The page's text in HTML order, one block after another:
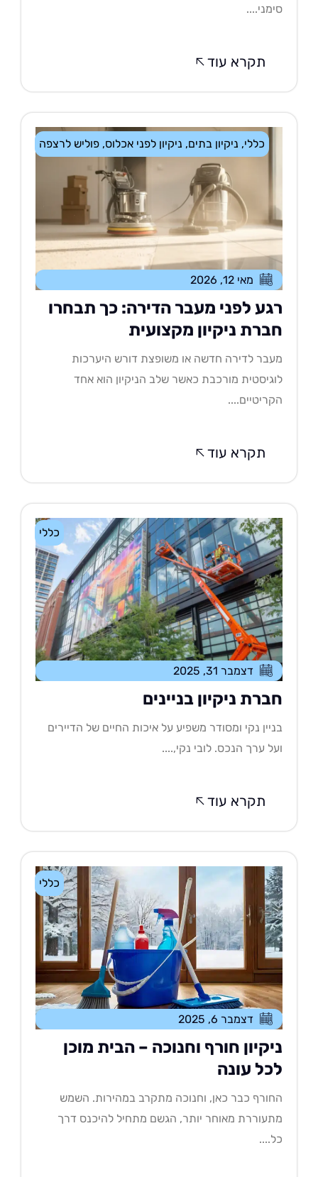
תקרא עוד
ניקיון בתים,ניקיון לפני אכלוס,פוליש לרצפה
מאי 12, 2026
לפני מעבר הדירה: כך תבחרו
ניקיון מקצועית
לדירה חדשה או משופצת דורש היערכות
מורכבת כאשר שלב הניקיון הוא אחד
תקרא עוד
כללי
דצמבר 31, 2025
ניקיון בניינים
נקי ומסודר משפיע על איכות החיים של הדיירים
ערך הנכס. לובי נקי,....
תקרא עוד
כללי
דצמבר 6, 2025
חורף וחנוכה – הבית מוכן
עונה
כבר כאן, וחנוכה מתקרב במהירות. השמש
מאוחר יותר, הגשם מתחיל להיכנס דרך